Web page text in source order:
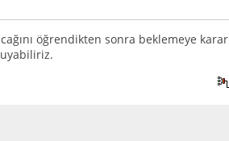
öğrendikten sonra beklemeye karar